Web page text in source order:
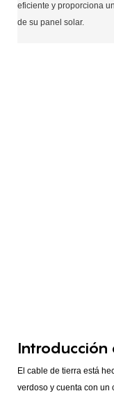
eficiente y proporciona
de su panel solar.
El cable de tierra está
verdoso y cuenta con un